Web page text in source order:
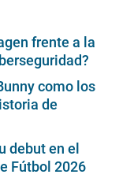
frente a la
como los
de
debut en el
Fútbol 2026